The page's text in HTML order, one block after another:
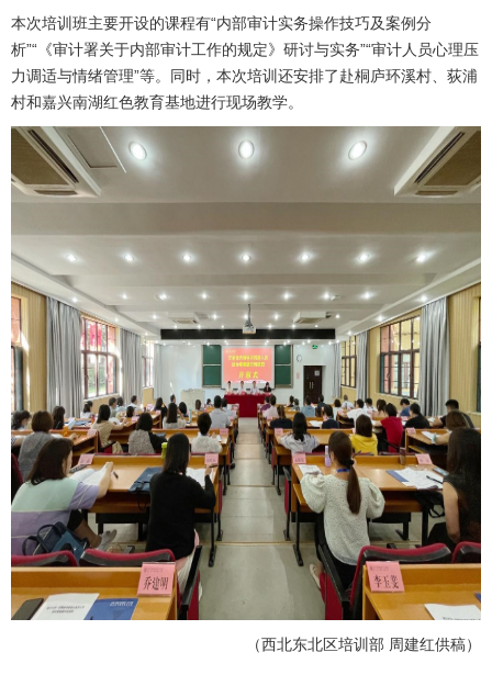
本次培训班主要开设的课程有“内部审计实务操作技巧及案例分
析”“《审计署关于内部审计工作的规定》研讨与实务”“审计人员心理压
力调适与情绪管理”等。同时，本次培训还安排了赴桐庐环溪村、荻浦
村和嘉兴南湖红色教育基地进行现场教学。
（西北东北区培训部 周建红供稿）